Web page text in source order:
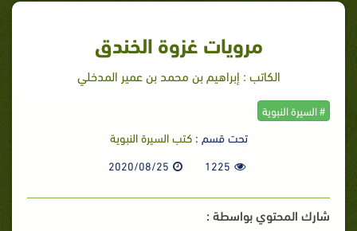
مرويات غزوة الخندق
الكاتب : إبراهيم بن محمد بن عمير المدخلي
# السيرة النبوية
تحت قسم :كتب السيرة النبوية
1225
2020/08/25
شارك المحتوي بواسطة :